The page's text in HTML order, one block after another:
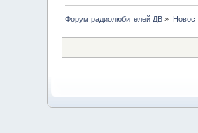
Форум радиолюбителей ДВ »